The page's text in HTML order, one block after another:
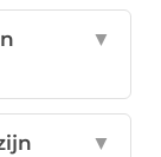
▼
▼